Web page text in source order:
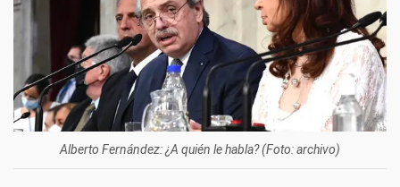
Alberto Fernández: ¿A quién le habla? (Foto: archivo)